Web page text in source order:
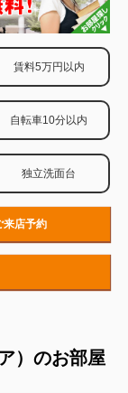
賃料5万円以内
自転車10分以内
独立洗面台
来店予約
）のお部屋